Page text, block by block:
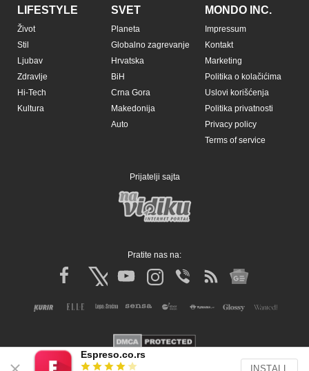
LIFESTYLE
Život
Stil
Ljubav
Zdravlje
Hi-Tech
Kultura
SVET
Planeta
Globalno zagrevanje
Hrvatska
BiH
Crna Gora
Makedonija
Auto
MONDO INC.
Impressum
Kontakt
Marketing
Politika o kolačićima
Uslovi korišćenja
Politika privatnosti
Privacy policy
Terms of service
Prijatelji sajta
Pratite nas na:
Espreso.co.rs
INSTALL